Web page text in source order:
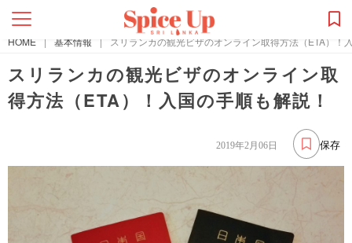
HOME | 基本情報 | スリランカの観光ビザのオンライン取得方法（ETA）！
スリランカの観光ビザのオンライン取
得方法（ETA）！入国の手順も解説！
保存
2019年2月06日